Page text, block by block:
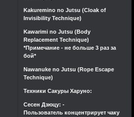
Kakuremino no Jutsu (Cloak of
Invisibility Technique)
Kawarimi no Jutsu (Body
Replacement Technique)
*Примечание - не больше 3 раз за
бой*
Nawanuke no Jutsu (Rope Escape
Technique)
Техники Сакуры Харуно:
Сесен Дзюцу: -
Пользователь концентрирует чаку